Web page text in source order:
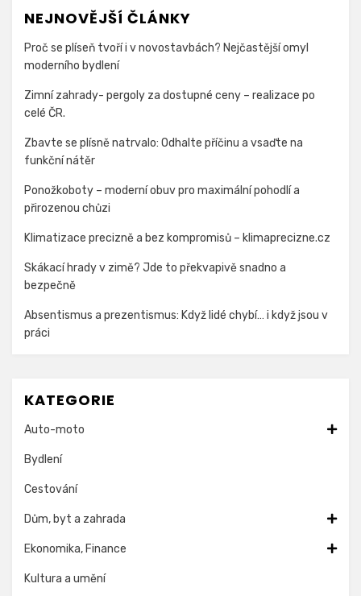
NEJNOVĚJŠÍ ČLÁNKY
Proč se plíseň tvoří i v novostavbách? Nejčastější omyl
moderního bydlení
Zimní zahrady- pergoly za dostupné ceny – realizace po
celé ČR.
Zbavte se plísně natrvalo: Odhalte příčinu a vsaďte na
funkční nátěr
Ponožkoboty – moderní obuv pro maximální pohodlí a
přirozenou chůzi
Klimatizace precizně a bez kompromisů – klimaprecizne.cz
Skákací hrady v zimě? Jde to překvapivě snadno a
bezpečně
Absentismus a prezentismus: Když lidé chybí… i když jsou v
práci
KATEGORIE
Auto-moto
Bydlení
Cestování
Dům, byt a zahrada
Ekonomika, Finance
Kultura a umění